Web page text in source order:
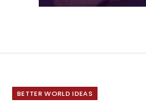
BETTER WORLD IDEAS